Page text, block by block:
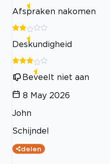
Afspraken nakomen
Deskundigheid
Beveelt niet aan
8 May 2026
John
Schijndel
delen